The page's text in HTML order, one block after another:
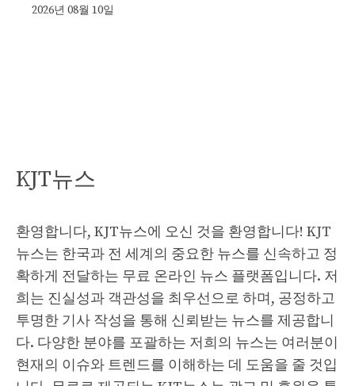
2026년 08월 10일
KJT뉴스
환영합니다, KJT뉴스에 오신 것을 환영합니다! KJT
뉴스는 한국과 전 세계의 중요한 뉴스를 신속하고 정
확하게 전달하는 무료 온라인 뉴스 플랫폼입니다. 저
희는 진실성과 객관성을 최우선으로 하며, 공정하고
투명한 기사 작성을 통해 신뢰받는 뉴스를 제공합니
다. 다양한 분야를 포괄하는 저희의 뉴스는 여러분이
현재의 이슈와 트렌드를 이해하는 데 도움을 줄 것입